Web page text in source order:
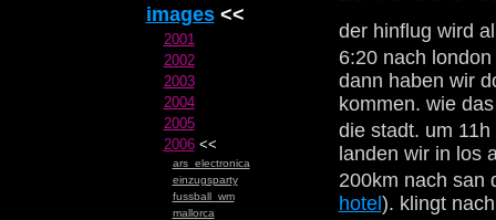
images<<
2001
2002
2003
2004
2005
2006<<
ars_electronica
einzugsparty
fussball_wm
mallorca
der hinflug wird
6:20 nach
dann haben wir
kommen. wie
die stadt. um
landen wir in los
200km nach
hotel). klingt